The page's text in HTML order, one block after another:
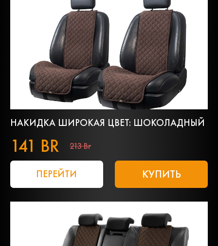
НАКИДКА ШИРОКАЯ ЦВЕТ: ШОКОЛАДНЫЙ
141 BR 213 Br
ПЕРЕЙТИ КУПИТЬ